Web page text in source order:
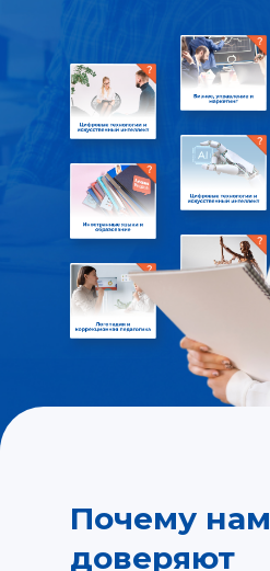
Почему нам
доверяют